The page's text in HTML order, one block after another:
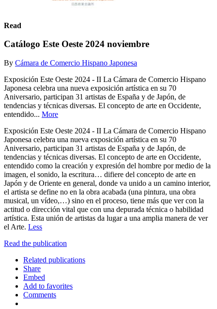
Read
Catálogo Este Oeste 2024 noviembre
By Cámara de Comercio Hispano Japonesa
Exposición Este Oeste 2024 - II La Cámara de Comercio Hispano
Japonesa celebra una nueva exposición artística en su 70
Aniversario, participan 31 artistas de España y de Japón, de
tendencias y técnicas diversas. El concepto de arte en Occidente,
entendido... More
Exposición Este Oeste 2024 - II La Cámara de Comercio Hispano
Japonesa celebra una nueva exposición artística en su 70
Aniversario, participan 31 artistas de España y de Japón, de
tendencias y técnicas diversas. El concepto de arte en Occidente,
entendido como la creación y expresión del hombre por medio de la
imagen, el sonido, la escritura… difiere del concepto de arte en
Japón y de Oriente en general, donde va unido a un camino interior,
el artista se define no en la obra acabada (una pintura, una obra
musical, un vídeo,…) sino en el proceso, tiene más que ver con la
actitud o dirección vital que con una depurada técnica o habilidad
artística. Esta unión de artistas da lugar a una amplia manera de ver
el Arte. Less
Read the publication
Related publications
Share
Embed
Add to favorites
Comments